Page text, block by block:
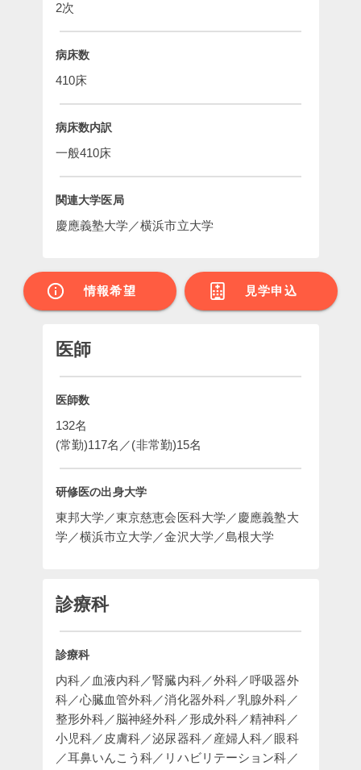
2次
病床数
410床
病床数内訳
一般410床
関連大学医局
慶應義塾大学／横浜市立大学
情報希望 見学申込
医師
医師数
132名
(常勤)117名／(非常勤)15名
研修医の出身大学
東邦大学／東京慈恵会医科大学／慶應義塾大
学／横浜市立大学／金沢大学／島根大学
診療科
診療科
内科／血液内科／腎臓内科／外科／呼吸器外
科／心臓血管外科／消化器外科／乳腺外科／
整形外科／脳神経外科／形成外科／精神科／
小児科／皮膚科／泌尿器科／産婦人科／眼科
／耳鼻いんこう科／リハビリテーション科／